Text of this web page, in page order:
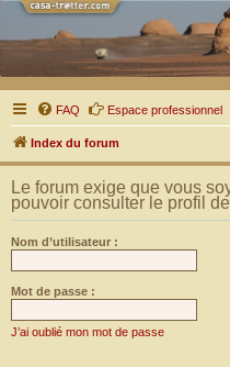
FAQ Espace professionnel
Index du forum
Le forum exige que vous
pouvoir consulter le profil
Nom d’utilisateur :
Mot de passe :
J’ai oublié mon mot de passe